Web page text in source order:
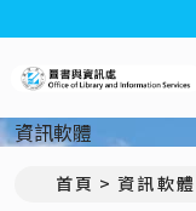
資訊軟體
首頁 資訊軟體